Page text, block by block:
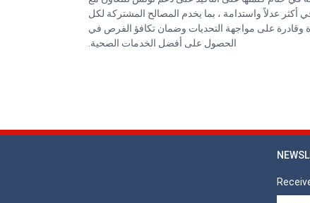
عدلاً واستدامة ، بما يخدم المصالح المشتركة لكل
وقادرة على مواجهة التحديات وضمان تكافؤ الفرص في
الحصول على أفضل الخدمات الصحية.